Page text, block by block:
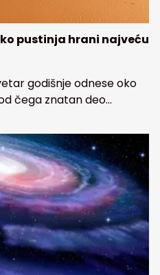
pustinja hrani najveću
godišnje odnese oko
čega znatan deo
tropsku kišnu šumu na